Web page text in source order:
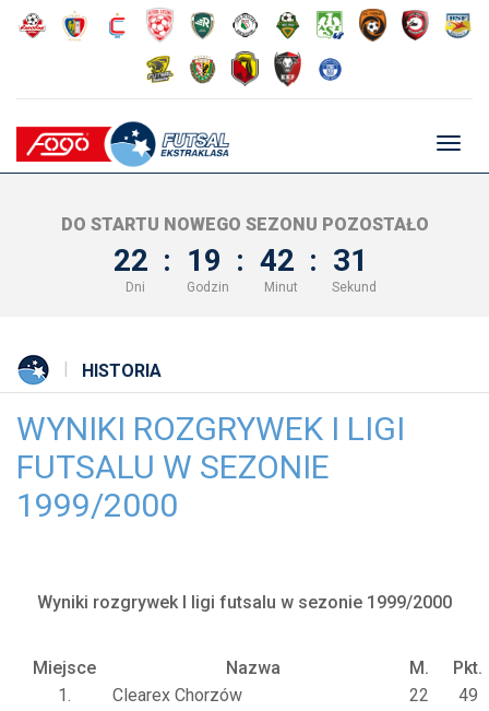
DO STARTU NOWEGO SEZONU POZOSTAŁO
22 : 19 : 42 : 30
Dni Godzin Minut Sekund
HISTORIA
WYNIKI ROZGRYWEK I LIGI
FUTSALU W SEZONIE
1999/2000
Wyniki rozgrywek I ligi futsalu w sezonie 1999/2000
Miejsce Nazwa M.
Pkt.
1.
Clearex Chorzów 22
49